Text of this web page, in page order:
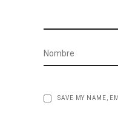
SAVE MY NAME,